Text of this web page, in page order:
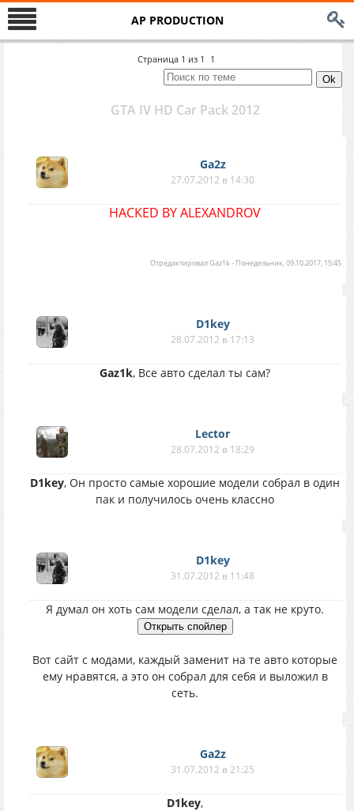
AP PRODUCTION
Страница 1 из 1 1
GTA IV HD Car Pack 2012
Ga2z
27.07.2012 в 14:30
HACKED BY ALEXANDROV
ОтредактировалGaz1k- Понедельник, 09.10.2017, 15:45
D1key
28.07.2012 в 17:13
Gaz1k, Все авто сделал ты сам?
Lector
28.07.2012 в 18:29
D1key, Он просто самые хорошие модели собрал в один
пак и получилось очень классно
D1key
31.07.2012 в 11:48
Я думал он хоть сам модели сделал, а так не круто.
Вот сайт с модами, каждый заменит на те авто которые
ему нравятся, а это он собрал для себя и выложил в
сеть.
Ga2z
31.07.2012 в 21:25
D1key,